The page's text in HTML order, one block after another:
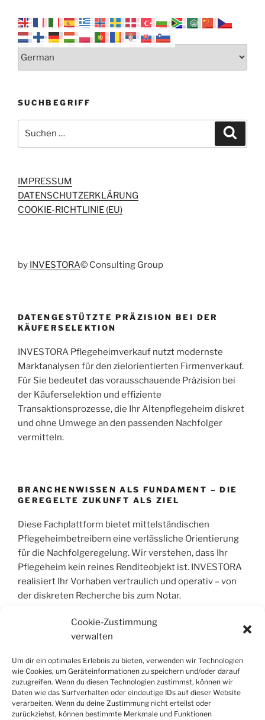
Cookie-Zustimmung
verwalten
Um dir ein optimales Erlebnis zu bieten, verwenden wir Technologien
wie Cookies, um Geräteinformationen zu speichern und/oder darauf
zuzugreifen. Wenn du diesen Technologien zustimmst, können wir
Daten wie das Surfverhalten oder eindeutige IDs auf dieser Website
verarbeiten. Wenn du deine Zustimmung nicht erteilst oder
zurückziehst, können bestimmte Merkmale und Funktionen
SUCHBEGRIFF
nach:
IMPRESSUM
DATENSCHUTZERKLÄRUNG
COOKIE-RICHTLINIE (EU)
by INVESTORA© Consulting Group
DATENGESTÜTZTE PRÄZISION BEI DER
KÄUFERSELEKTION
INVESTORA Pflegeheimverkauf nutzt modernste
Marktanalysen für den zielorientierten Firmenverkauf.
Für Sie bedeutet das vorausschauende Präzision bei
der Käuferselektion und effiziente
Transaktionsprozesse, die Ihr Altenpflegeheim diskret
und ohne Umwege an den passenden Nachfolger
vermitteln.
BRANCHENWISSEN ALS FUNDAMENT – DIE
GEREGELTE ZUKUNFT ALS ZIEL
Diese Fachplattform bietet mittelständischen
Pflegeheimbetreibern eine verlässliche Orientierung
für die Nachfolgeregelung. Wir verstehen, dass Ihr
Pflegeheim kein reines Renditeobjekt ist. INVESTORA
realisiert Ihr Vorhaben vertraulich und operativ – von
der diskreten Recherche bis zum Notar.
GMBH & CO. KG. ALLE RECHTE VORBEHALT
Alle Informationen wurden sorgfältig
zusammengestellt, jedoch wird jegliche Haftung für
Richtigkeit und Vollständigkeit ausgeschlossen. Die